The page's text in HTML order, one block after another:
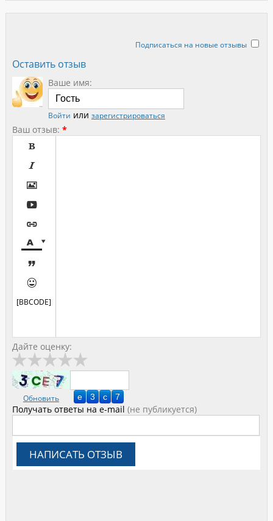
Подписаться на новые отзывы
Оставить отзыв
Ваше имя:
Войти или зарегистрироваться
Ваш отзыв: *









[BBCODE]
Дайте оценку:
Обновить
Получать ответы на e-mail (не публикуется)
НАПИСАТЬ ОТЗЫВ